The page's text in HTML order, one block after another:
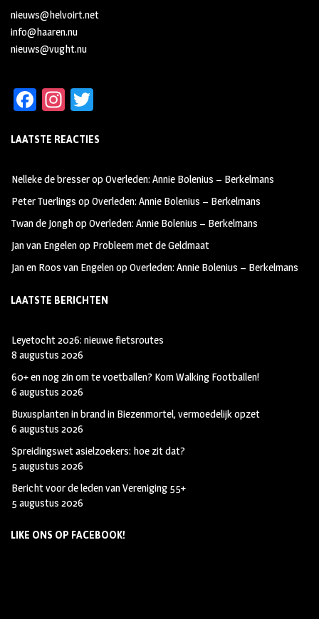
nieuws@helvoirt.net
info@haaren.nu
nieuws@vught.nu
Fa
b
oo
k
In
ag
m
tt
LAATSTE REACTIES
Nelleke de bresseropOverleden: Annie Bolenius – Berkelmans
Peter Tuerlings opOverleden: Annie Bolenius – Berkelmans
Twan de JonghopOverleden: Annie Bolenius – Berkelmans
Jan van Engelenop Probleem met de Geldmaat
Jan en Roos van EngelenopOverleden: Annie Bolenius – Berkelmans
LAATSTE BERICHTEN
Leyetocht 2026: nieuwe fietsroutes
8 augustus 2026
60+ en nog zin om te voetballen? Kom Walking Footballen!
6 augustus 2026
Buxusplanten in brand in Biezenmortel, vermoedelijk opzet
6 augustus 2026
Spreidingswet asielzoekers: hoe zit dat?
5 augustus 2026
Bericht voor de leden van Vereniging 55+
5 augustus 2026
LIKE ONS OP FACEBOOK!